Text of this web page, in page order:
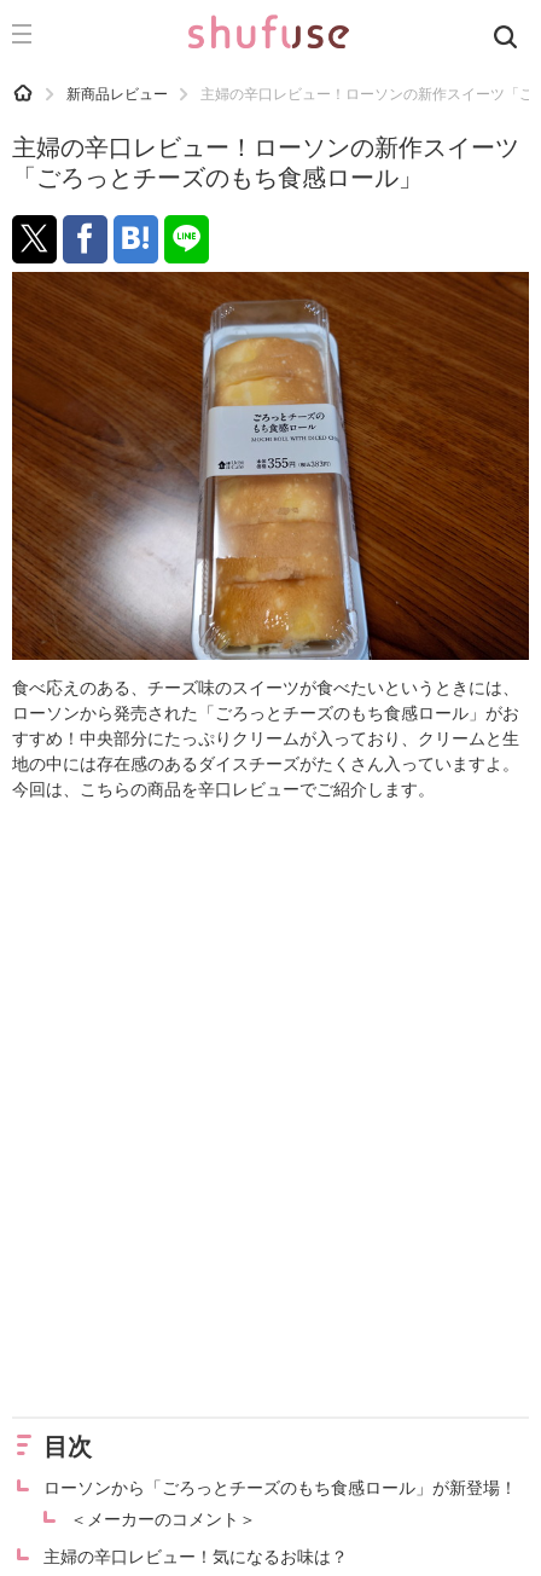
CATEGORY 記事カテゴリ
運気
洗濯
生活の知恵
お金
掃除
マナー
趣味
食材辞典
おすすめ
HOME 新商品レビュー 主婦の辛口レビュー！ローソンの新作スイーツ「
主婦の辛口レビュー！ローソンの新作スイーツ
「ごろっとチーズのもち食感ロール」
食べ応えのある、チーズ味のスイーツが食べたいというときには、
ローソンから発売された「ごろっとチーズのもち食感ロール」がお
すすめ！中央部分にたっぷりクリームが入っており、クリームと生
地の中には存在感のあるダイスチーズがたくさん入っていますよ。
今回は、こちらの商品を辛口レビューでご紹介します。
目次
ローソンから「ごろっとチーズのもち食感ロール」が新登場！
＜メーカーのコメント＞
主婦の辛口レビュー！気になるお味は？